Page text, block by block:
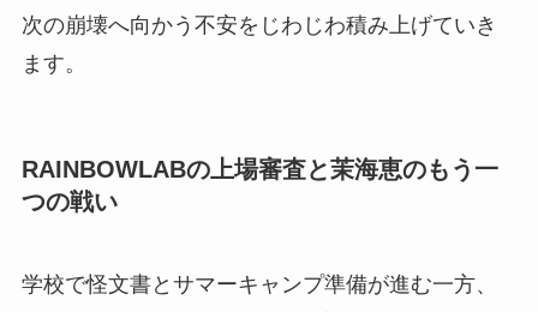
次の崩壊へ向かう不安をじわじわ積み上げていき
ます。
RAINBOWLABの上場審査と茉海恵のもう一
つの戦い
学校で怪文書とサマーキャンプ準備が進む一方、